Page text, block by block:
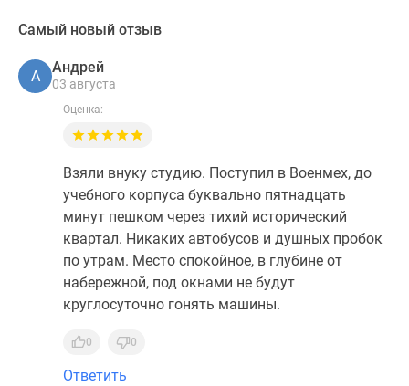
Самый новый отзыв
А
Андрей
03 августа
Оценка:
Взяли внуку студию. Поступил в Военмех, до
учебного корпуса буквально пятнадцать
минут пешком через тихий исторический
квартал. Никаких автобусов и душных пробок
по утрам. Место спокойное, в глубине от
набережной, под окнами не будут
круглосуточно гонять машины.
0 0
Ответить